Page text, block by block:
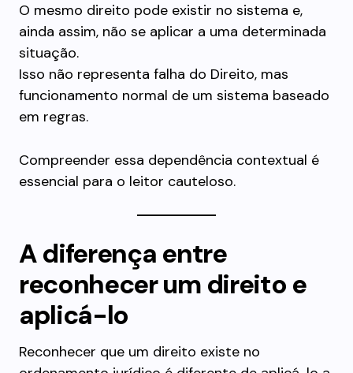
O mesmo direito pode existir no sistema e,
ainda assim, não se aplicar a uma determinada
situação.
Isso não representa falha do Direito, mas
funcionamento normal de um sistema baseado
em regras.
Compreender essa dependência contextual é
essencial para o leitor cauteloso.
A diferença entre
reconhecer um direito e
aplicá-lo
Reconhecer que um direito existe no